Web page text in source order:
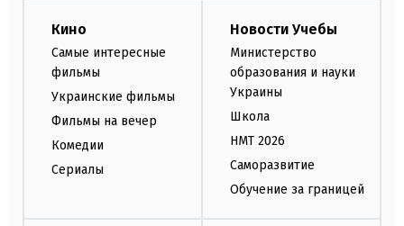
Кино
Самые интересные
фильмы
Украинские фильмы
Фильмы на вечер
Комедии
Сериалы
Новости Учебы
Министерство
образования и науки
Украины
Школа
НМТ 2026
Саморазвитие
Обучение за границей